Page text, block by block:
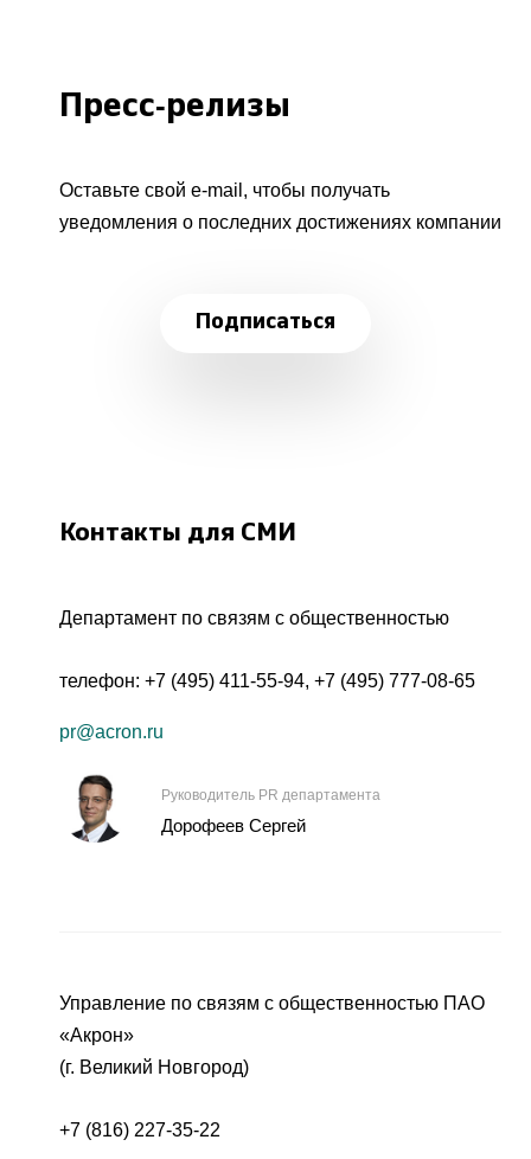
Пресс-релизы
Оставьте свой e-mail, чтобы получать
уведомления о последних достижениях компании
Подписаться
Контакты для СМИ
Департамент по связям с общественностью
телефон: +7 (495) 411-55-94, +7 (495) 777-08-65
pr@acron.ru
Руководитель PR департамента
Дорофеев Сергей
Управление по связям с общественностью ПАО
«Акрон»
(г. Великий Новгород)
+7 (816) 227-35-22